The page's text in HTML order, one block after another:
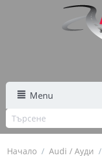
Menu
Начало / Audi / Ауди /